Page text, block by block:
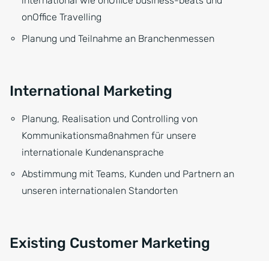
onOffice Travelling
Planung und Teilnahme an Branchenmessen
International Marketing
Planung, Realisation und Controlling von
Kommunikationsmaßnahmen für unsere
internationale Kundenansprache
Abstimmung mit Teams, Kunden und Partnern an
unseren internationalen Standorten
Existing Customer Marketing